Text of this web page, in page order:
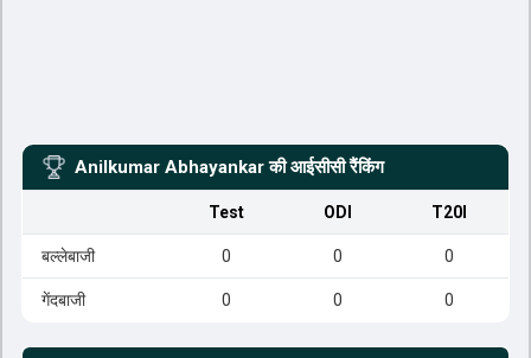
Anilkumar Abhayankar की आईसीसी रैंकिंग
Test ODI T20I
बल्लेबाजी 0 0 0
गेंदबाजी 0 0 0